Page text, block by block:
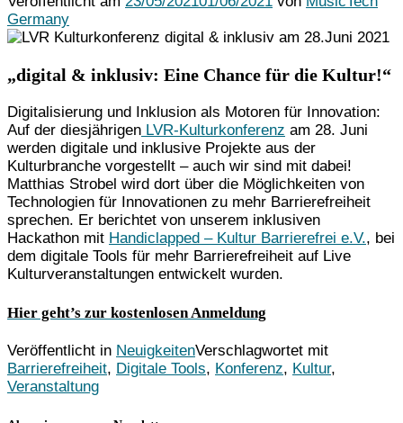
Germany
„digital & inklusiv: Eine Chance für die Kultur!“
Digitalisierung und Inklusion als Motoren für Innovation:
Auf der diesjährigen LVR-Kulturkonferenz am 28. Juni
werden digitale und inklusive Projekte aus der
Kulturbranche vorgestellt – auch wir sind mit dabei!
Matthias Strobel wird dort über die Möglichkeiten von
Technologien für Innovationen zu mehr Barrierefreiheit
sprechen. Er berichtet von unserem inklusiven
Hackathon mit Handiclapped – Kultur Barrierefrei e.V., bei
dem digitale Tools für mehr Barrierefreiheit auf Live
Kulturveranstaltungen entwickelt wurden.
Hier geht’s zur kostenlosen Anmeldung
Veröffentlicht in NeuigkeitenVerschlagwortet mit
Barrierefreiheit, Digitale Tools, Konferenz, Kultur,
Veranstaltung